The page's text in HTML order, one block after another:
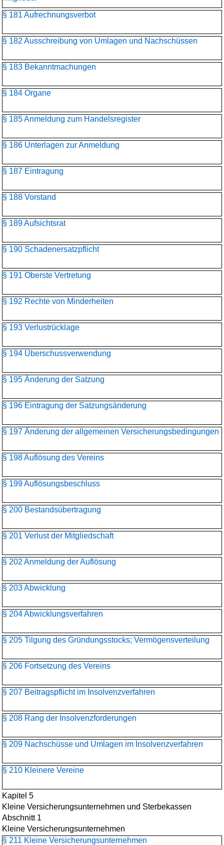
§ 181 Aufrechnungsverbot
§ 182 Ausschreibung von Umlagen und Nachschüssen
§ 183 Bekanntmachungen
§ 184 Organe
§ 185 Anmeldung zum Handelsregister
§ 186 Unterlagen zur Anmeldung
§ 187 Eintragung
§ 188 Vorstand
§ 189 Aufsichtsrat
§ 190 Schadenersatzpflicht
§ 191 Oberste Vertretung
§ 192 Rechte von Minderheiten
§ 193 Verlustrücklage
§ 194 Überschussverwendung
§ 195 Änderung der Satzung
§ 196 Eintragung der Satzungsänderung
§ 197 Änderung der allgemeinen Versicherungsbedingungen
§ 198 Auflösung des Vereins
§ 199 Auflösungsbeschluss
§ 200 Bestandsübertragung
§ 201 Verlust der Mitgliedschaft
§ 202 Anmeldung der Auflösung
§ 203 Abwicklung
§ 204 Abwicklungsverfahren
§ 205 Tilgung des Gründungsstocks; Vermögensverteilung
§ 206 Fortsetzung des Vereins
§ 207 Beitragspflicht im Insolvenzverfahren
§ 208 Rang der Insolvenzforderungen
§ 209 Nachschüsse und Umlagen im Insolvenzverfahren
§ 210 Kleinere Vereine
Kapitel 5
Kleine Versicherungsunternehmen und Sterbekassen
Abschnitt 1
Kleine Versicherungsunternehmen
§ 211 Kleine Versicherungsunternehmen